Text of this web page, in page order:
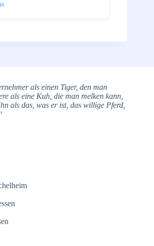
als einen Tiger, den man
als eine Kuh, die man melken kann,
als das, was er ist, das willige Pferd,